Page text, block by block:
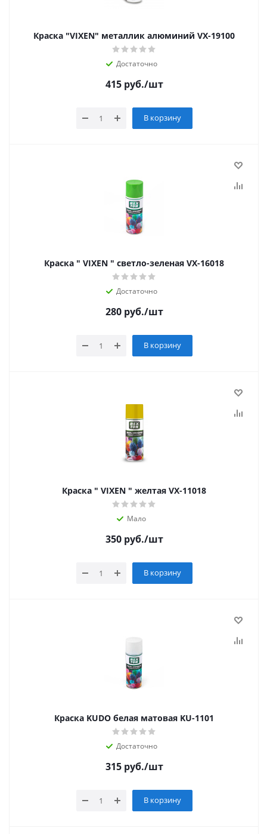
Краска "VIXEN" металлик алюминий VX-19100
Достаточно
415руб./шт
В корзину
Краска " VIXEN " светло-зеленая VX-16018
Достаточно
280руб./шт
В корзину
Краска " VIXEN " желтая VX-11018
Мало
350руб./шт
В корзину
Краска KUDO белая матовая KU-1101
Достаточно
315руб./шт
В корзину